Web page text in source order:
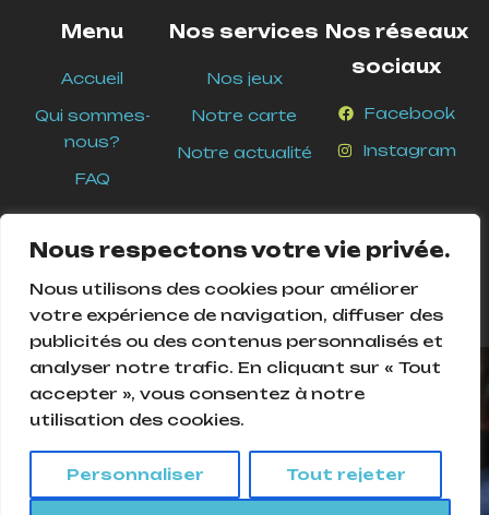
Nous respectons votre vie privée.
Nous utilisons des cookies pour améliorer
votre expérience de navigation, diffuser des
publicités ou des contenus personnalisés et
analyser notre trafic. En cliquant sur « Tout
accepter », vous consentez à notre
utilisation des cookies.
Personnaliser Tout rejeter
Menu
Accueil
Qui sommes-
nous?
FAQ
Nos services
Nos jeux
Notre carte
Notre actualité
Nos réseaux
sociaux
Facebook
Instagram
Création
Agence Mycom
Cookies Pour assurer le bon fonctionnement de ce site, nous
devons parfois enregistrer de petits fichiers de données sur
web font de même.